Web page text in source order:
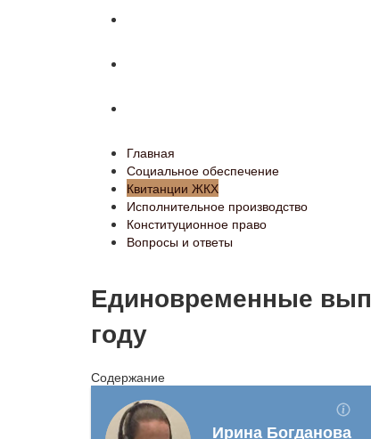
Главная
Социальное обеспечение
Квитанции ЖКХ
Исполнительное производство
Конституционное право
Вопросы и ответы
Единовременные
году
Содержание